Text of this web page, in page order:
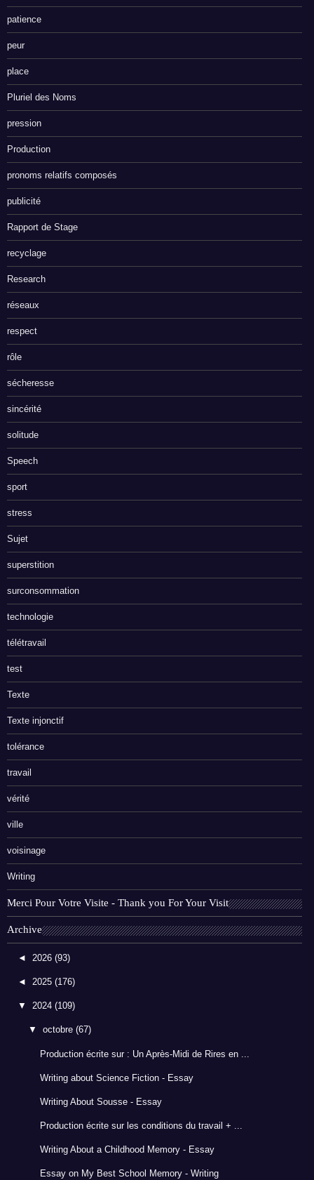
patience
peur
place
Pluriel des Noms
pression
Production
pronoms relatifs composés
publicité
Rapport de Stage
recyclage
Research
réseaux
respect
rôle
sécheresse
sincérité
solitude
Speech
sport
stress
Sujet
superstition
surconsommation
technologie
télétravail
test
Texte
Texte injonctif
tolérance
travail
vérité
ville
voisinage
Writing
Merci Pour Votre Visite - Thank you For Your Visit
Archive
◄ 2026 (93)
◄ 2025 (176)
▼ 2024 (109)
▼octobre(67)
Production écrite sur : Un Après-Midi de Rires en ...
Writing about Science Fiction - Essay
Writing About Sousse - Essay
Production écrite sur les conditions du travail + ...
Writing About a Childhood Memory - Essay
Essay on My Best School Memory - Writing